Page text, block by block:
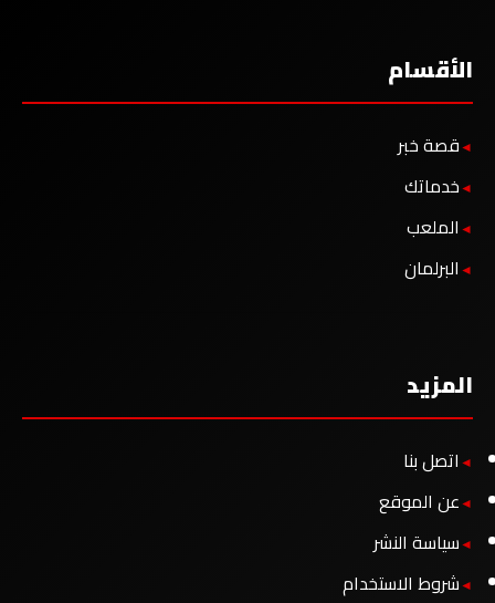
الأقسام
قصة خبر
خدماتك
الملعب
البرلمان
المزيد
اتصل بنا
عن الموقع
سياسة النشر
شروط الاستخدام